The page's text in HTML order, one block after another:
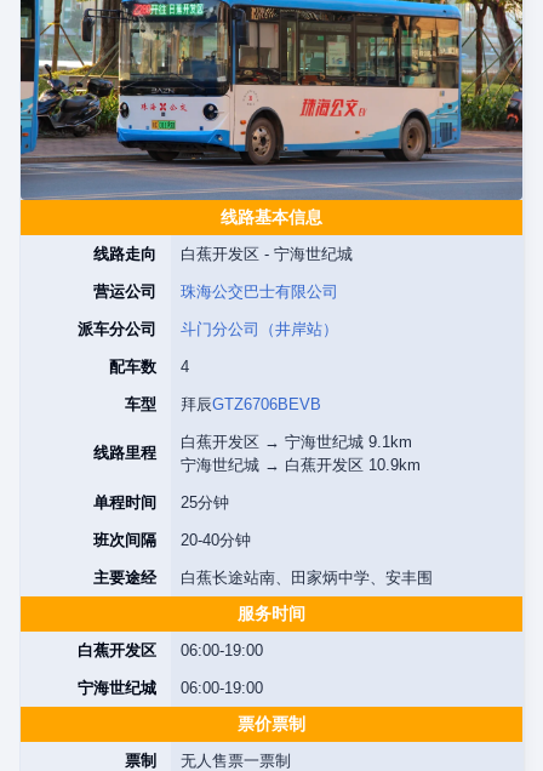
线路基本信息
线路走向 白蕉开发区 - 宁海世纪城
营运公司 珠海公交巴士有限公司
派车分公司 斗门分公司（井岸站）
配车数 4
车型 拜辰GTZ6706BEVB
线路里程
白蕉开发区 → 宁海世纪城 9.1km
宁海世纪城 → 白蕉开发区 10.9km
单程时间 25分钟
班次间隔 20-40分钟
主要途经 白蕉长途站南、田家炳中学、安丰围
服务时间
白蕉开发区 06:00-19:00
宁海世纪城 06:00-19:00
票价票制
票制 无人售票一票制